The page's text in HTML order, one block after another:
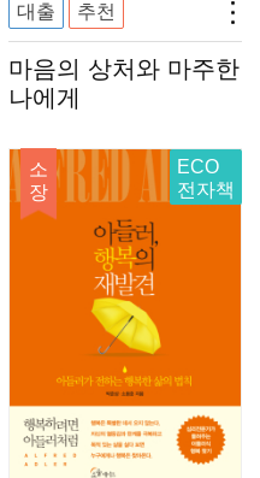
대출 추천
마음의 상처와 마주한
나에게
소
장
ECO
전자책